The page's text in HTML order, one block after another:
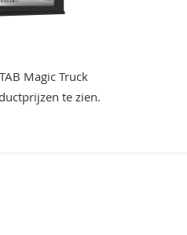
Magic Truck
te zien.